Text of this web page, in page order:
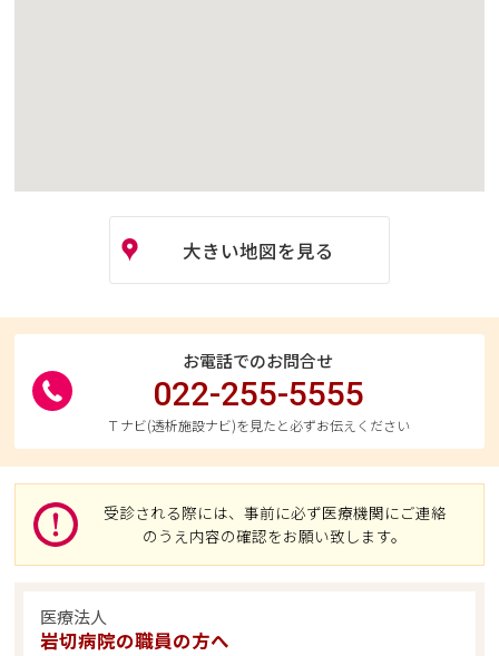
大きい地図を見る
お電話でのお問合せ
022-255-5555
Ｔナビ(透析施設ナビ)を見たと必ずお伝えください
受診される際には、事前に必ず医療機関にご連絡
のうえ内容の確認をお願い致します。
医療法人
岩切病院の職員の方へ